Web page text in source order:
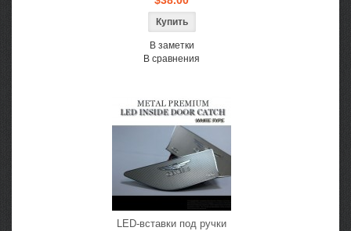
В заметки
В сравнения
LED-вставки под ручки